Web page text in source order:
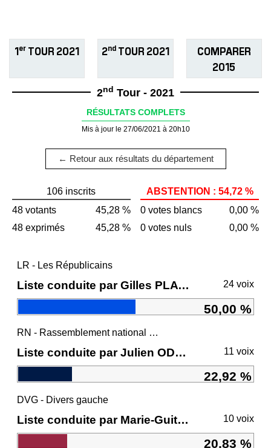
1er TOUR 2021 2ndTOUR 2021
COMPARER
2015
2nd Tour - 2021
RÉSULTATS COMPLETS
Mis à jour le 27/06/2021 à 20h10
← Retour aux résultats du département
106 inscrits
48 votants
45,28 %
48 exprimés
45,28 %
ABSTENTION : 54,72 %
0 votes blancs
0,00 %
0 votes nuls
0,00 %
LR - Les Républicains
Liste conduite par Gilles PLATRET 24 voix
50,00 %
RN - Rassemblement national et ses alliés
Liste conduite par Julien ODOUL 11 voix
22,92 %
DVG - Divers gauche
Liste conduite par Marie-Guite DUFAY 10 voix
20,83 %